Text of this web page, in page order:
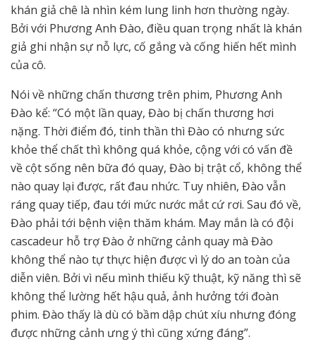
khán giả chê là nhìn kém lung linh hơn thường ngày.
Bởi với Phương Anh Đào, điều quan trọng nhất là khán
giả ghi nhận sự nỗ lực, cố gắng và cống hiến hết mình
của cô.
Nói về những chấn thương trên phim, Phương Anh
Đào kể: “Có một lần quay, Đào bị chấn thương hơi
nặng. Thời điểm đó, tinh thần thì Đào có nhưng sức
khỏe thể chất thì không quá khỏe, cộng với có vấn đề
về cột sống nên bữa đó quay, Đào bị trật cổ, không thể
nào quay lại được, rất đau nhức. Tuy nhiên, Đào vẫn
ráng quay tiếp, đau tới mức nước mắt cứ rơi. Sau đó về,
Đào phải tới bệnh viện thăm khám. May mắn là có đội
cascadeur hỗ trợ Đào ở những cảnh quay mà Đào
không thể nào tự thực hiện được vì lý do an toàn của
diễn viên. Bởi vì nếu mình thiếu kỹ thuật, kỹ năng thì sẽ
không thể lường hết hậu quả, ảnh hưởng tới đoàn
phim. Đào thấy là dù có bầm dập chút xíu nhưng đóng
được những cảnh ưng ý thì cũng xứng đáng”.